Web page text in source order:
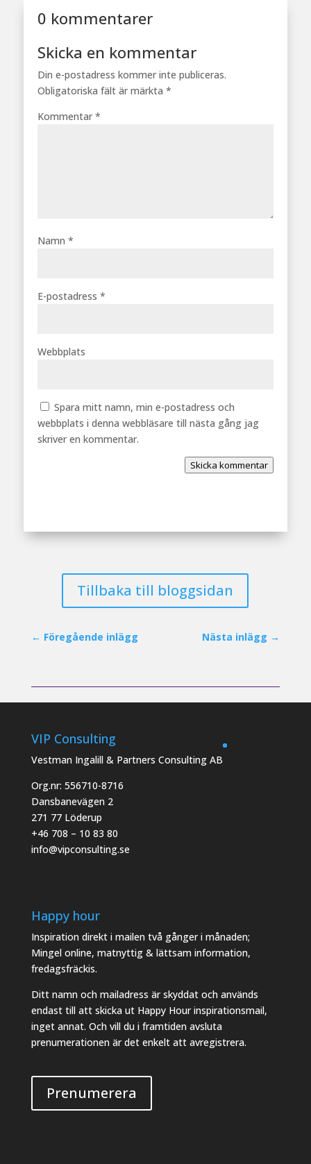
0 kommentarer
Skicka en kommentar
Din e-postadress kommer inte publiceras.
Obligatoriska fält är märkta *
Kommentar *
Namn *
E-postadress *
Webbplats
Spara mitt namn, min e-postadress och
webbplats i denna webbläsare till nästa gång jag
skriver en kommentar.
Skicka kommentar
Tillbaka till bloggsidan
← Föregående inlägg Nästa inlägg →
VIP Consulting
Vestman Ingalill & Partners Consulting AB
Org.nr: 556710-8716
Dansbanevägen 2
271 77 Löderup
+46 708 – 10 83 80
info@vipconsulting.se
Happy hour
Inspiration direkt i mailen två gånger i månaden;
Mingel online, matnyttig & lättsam information,
fredagsfräckis.
Ditt namn och mailadress är skyddat och används
endast till att skicka ut Happy Hour inspirationsmail,
inget annat. Och vill du i framtiden avsluta
prenumerationen är det enkelt att avregistrera.
Prenumerera